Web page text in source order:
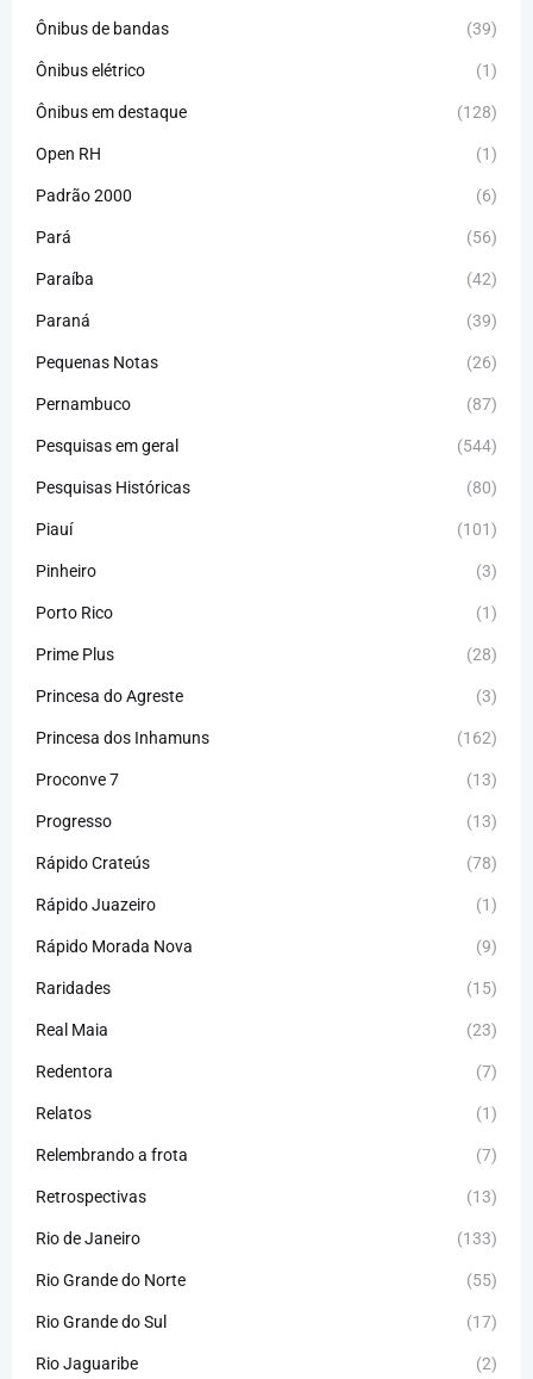
Ônibus de bandas (39)
Ônibus elétrico (1)
Ônibus em destaque (128)
Open RH (1)
Padrão 2000 (6)
Pará (56)
Paraíba (42)
Paraná (39)
Pequenas Notas (26)
Pernambuco (87)
Pesquisas em geral (544)
Pesquisas Históricas (80)
Piauí (101)
Pinheiro (3)
Porto Rico (1)
Prime Plus (28)
Princesa do Agreste (3)
Princesa dos Inhamuns (162)
Proconve 7 (13)
Progresso (13)
Rápido Crateús (78)
Rápido Juazeiro (1)
Rápido Morada Nova (9)
Raridades (15)
Real Maia (23)
Redentora (7)
Relatos (1)
Relembrando a frota (7)
Retrospectivas (13)
Rio de Janeiro (133)
Rio Grande do Norte (55)
Rio Grande do Sul (17)
Rio Jaguaribe (2)